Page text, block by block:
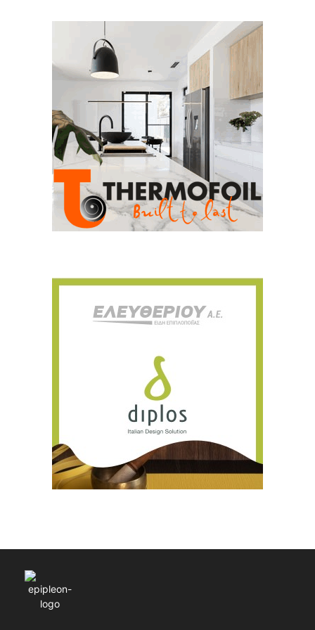
Για να μαθαίνετε πρώτοι τα νέα και όλες
τις τάσεις του κλάδου, εγγραφείτε στο
newsletter μας!
Email
Γράψτε εδώ το email σας
ΕΓΓΡΑΦΉ